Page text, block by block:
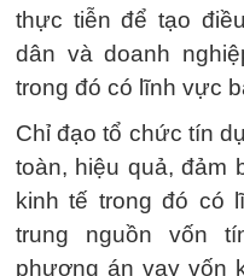
thực tiễn để tạo
dân và doanh
trong đó có lĩnh vực
Chỉ đạo tổ chức tín
toàn, hiệu quả, đảm
kinh tế trong đó có
trung nguồn vốn
phương án vay vốn